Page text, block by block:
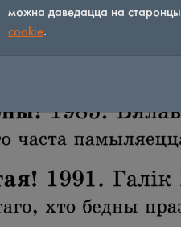
можна даведацца на старонцы
cookie.